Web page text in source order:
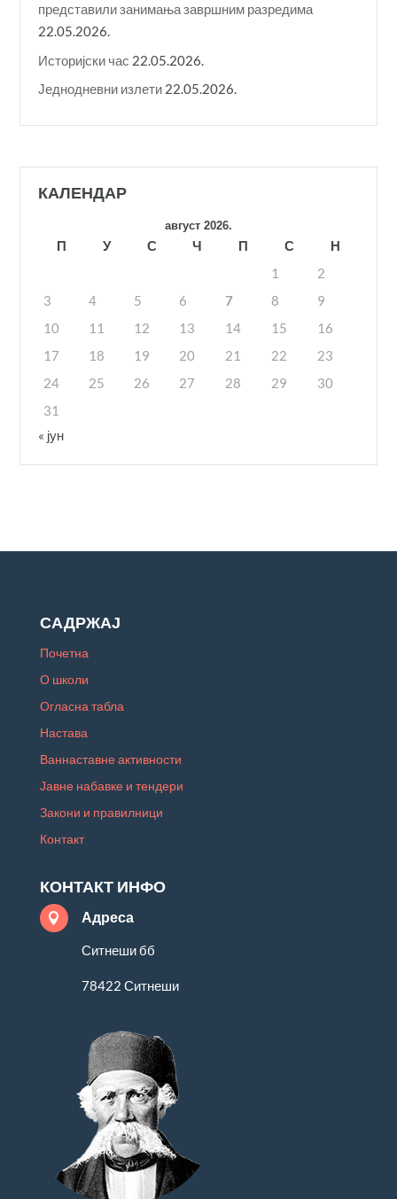
представили занимања завршним разредима
22.05.2026.
Историјски час 22.05.2026.
Једнодневни излети 22.05.2026.
КАЛЕНДАР
август 2026.
П У С Ч П С
Н
1
2
3
4 5 6 7 8
9
10
11 12 13 14 15
16
17
18 19 20 21 22
23
24
25 26 27 28 29
30
31
« јун
САДРЖАЈ
Почетна
О школи
Огласна табла
Настава
Ваннаставне активности
Јавне набавке и тендери
Закони и правилници
Контакт
КОНТАКТ ИНФО
 Адреса
Ситнеши бб
78422 Ситнеши